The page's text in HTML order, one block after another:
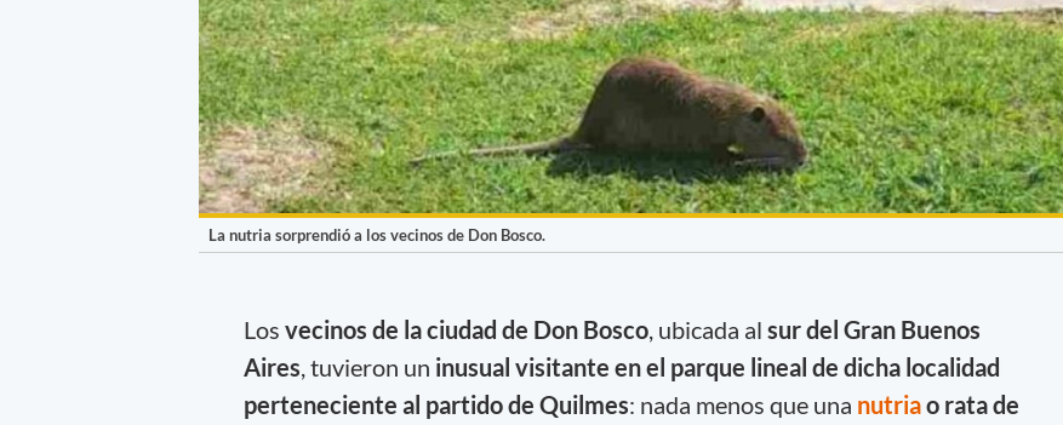
La nutria sorprendió a los vecinos de Don Bosco.
Los vecinos de la ciudad de Don Bosco, ubicada al sur del Gran Buenos
Aires , tuvieron un inusual visitante en el parque lineal de dicha localidad
perteneciente al partido de Quilmes: nada menos que una nutriao rata de